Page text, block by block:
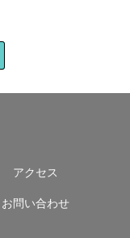
アクセス
お問い合わせ